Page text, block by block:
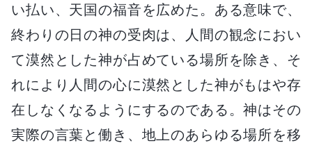
い払い、天国の福音を広めた。ある意味で、
終わりの日の神の受肉は、人間の観念におい
て漠然とした神が占めている場所を除き、そ
れにより人間の心に漠然とした神がもはや存
在しなくなるようにするのである。神はその
実際の言葉と働き、地上のあらゆる場所を移